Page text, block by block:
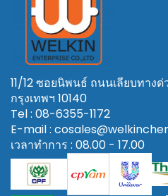
11/12 ซอยนิพนธ์ ถนนเลียบทาง
กรุงเทพฯ 10140
Tel : 08-6355-1172
E-mail :
เวลาทำการ : 08.00 - 17.00